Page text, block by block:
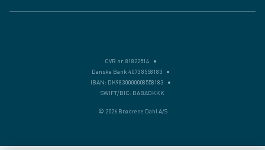
BD.dk services
CVR nr. 81822514
Danske Bank 4073 8558183
IBAN: DK9830000008558183
SWIFT/BIC: DABADKKK
© 2026 Brødrene Dahl A/S